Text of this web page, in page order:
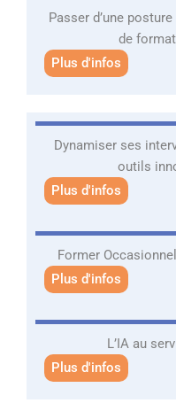
Passer d’une
de
Plus d'infos
Dynamiser ses
outils
Plus d'infos
Former
Plus d'infos
L’IA au
Plus d'infos